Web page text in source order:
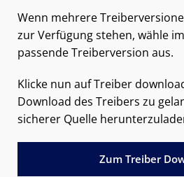
Wenn mehrere
zur Verfügung stehen, wähle
passende Treiberversion aus.
Klicke nun auf Treiber
Download des Treibers zu
sicherer Quelle
Zum Treiber